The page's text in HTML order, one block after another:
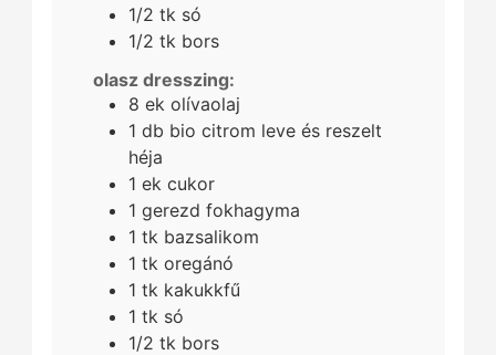
1/2 tk só
1/2 tk bors
olasz dresszing:
8 ek olívaolaj
1 db bio citrom leve és reszelt
héja
1 ek cukor
1 gerezd fokhagyma
1 tk bazsalikom
1 tk oregánó
1 tk kakukkfű
1 tk só
1/2 tk bors